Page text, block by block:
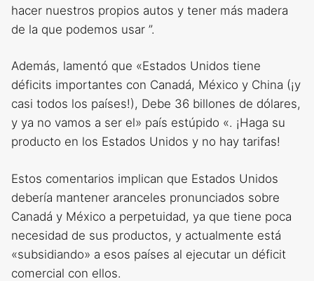
hacer nuestros propios autos y tener más madera
de la que podemos usar ”.
Además, lamentó que «Estados Unidos tiene
déficits importantes con Canadá, México y China (¡y
casi todos los países!), Debe 36 billones de dólares,
y ya no vamos a ser el» país estúpido «. ¡Haga su
producto en los Estados Unidos y no hay tarifas!
Estos comentarios implican que Estados Unidos
debería mantener aranceles pronunciados sobre
Canadá y México a perpetuidad, ya que tiene poca
necesidad de sus productos, y actualmente está
«subsidiando» a esos países al ejecutar un déficit
comercial con ellos.